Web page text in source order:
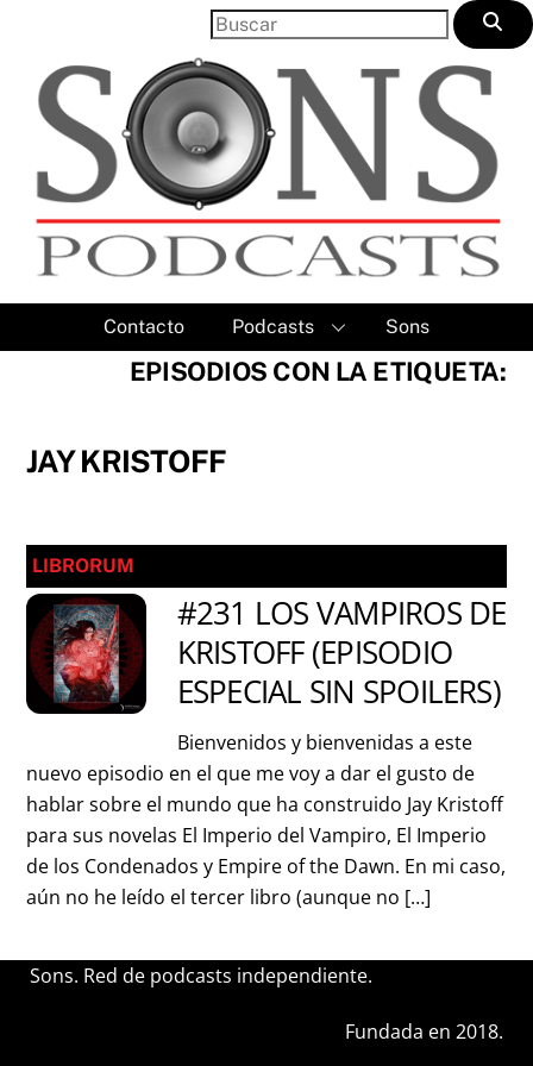
content
Contacto Podcasts Sons
EPISODIOS CON LA ETIQUETA:
JAY KRISTOFF
LIBRORUM
#231 LOS VAMPIROS DE
KRISTOFF (EPISODIO
ESPECIAL SIN SPOILERS)
Bienvenidos y bienvenidas a este
nuevo episodio en el que me voy a dar el gusto de
hablar sobre el mundo que ha construido Jay Kristoff
para sus novelas El Imperio del Vampiro, El Imperio
de los Condenados y Empire of the Dawn. En mi caso,
aún no he leído el tercer libro (aunque no […]
Sons. Red de podcasts independiente.
Fundada en 2018.